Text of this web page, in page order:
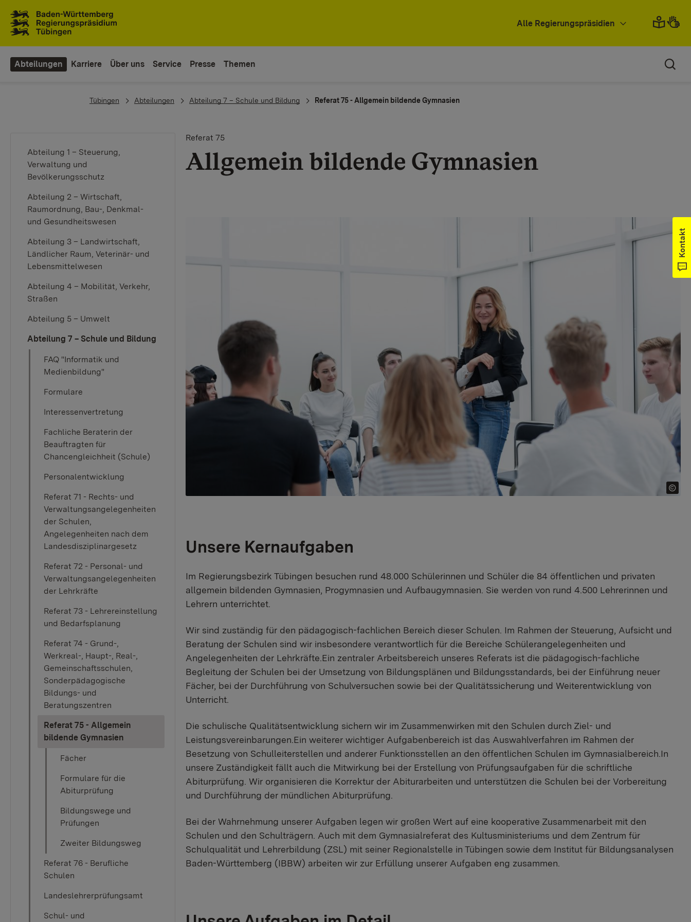
Alle Regierungspräsidien
Abteilungen Karriere Über uns Service Presse Themen
You are here:
Tübingen Abteilungen Abteilung 7 – Schule und Bildung Referat 75 - Allgemein bildende Gymnasien
Abteilung 1 – Steuerung,
Verwaltung und
Bevölkerungsschutz
Abteilung 2 – Wirtschaft,
Raumordnung, Bau-, Denkmal-
und Gesundheitswesen
Abteilung 3 – Landwirtschaft,
Ländlicher Raum, Veterinär- und
Lebensmittelwesen
Abteilung 4 – Mobilität, Verkehr,
Straßen
Abteilung 5 – Umwelt
Abteilung 7 – Schule und Bildung
FAQ "Informatik und
Medienbildung"
Formulare
Interessenvertretung
Fachliche Beraterin der
Beauftragten für
Chancengleichheit (Schule)
Personalentwicklung
Referat 71 - Rechts- und
Verwaltungsangelegenheiten
der Schulen,
Angelegenheiten nach dem
Landesdisziplinargesetz
Referat 72 - Personal- und
Verwaltungsangelegenheiten
der Lehrkräfte
Referat 73 - Lehrereinstellung
und Bedarfsplanung
Referat 74 - Grund-,
Werkreal-, Haupt-, Real-,
Gemeinschaftsschulen,
Sonderpädagogische
Bildungs- und
Beratungszentren
Referat 75 - Allgemein
bildende Gymnasien
Fächer
Formulare für die
Abiturprüfung
Bildungswege und
Prüfungen
Zweiter Bildungsweg
Referat 76 - Berufliche
Schulen
Landeslehrerprüfungsamt
Schul- und
Referat 75
Allgemein bildende Gymnasien
Unsere Kernaufgaben
Im Regierungsbezirk Tübingen besuchen rund 48.000 Schülerinnen und Schüler die 84 öffentlichen und privaten
allgemein bildenden Gymnasien, Progymnasien und Aufbaugymnasien. Sie werden von rund 4.500 Lehrerinnen und
Lehrern unterrichtet.
Wir sind zuständig für den pädagogisch-fachlichen Bereich dieser Schulen. Im Rahmen der Steuerung, Aufsicht und
Beratung der Schulen sind wir insbesondere verantwortlich für die Bereiche Schülerangelegenheiten und
Angelegenheiten der Lehrkräfte.Ein zentraler Arbeitsbereich unseres Referats ist die pädagogisch-fachliche
Begleitung der Schulen bei der Umsetzung von Bildungsplänen und Bildungsstandards, bei der Einführung neuer
Fächer, bei der Durchführung von Schulversuchen sowie bei der Qualitätssicherung und Weiterentwicklung von
Unterricht.
Die schulische Qualitätsentwicklung sichern wir im Zusammenwirken mit den Schulen durch Ziel- und
Leistungsvereinbarungen.Ein weiterer wichtiger Aufgabenbereich ist das Auswahlverfahren im Rahmen der
Besetzung von Schulleiterstellen und anderer Funktionsstellen an den öffentlichen Schulen im Gymnasialbereich.In
unsere Zuständigkeit fällt auch die Mitwirkung bei der Erstellung von Prüfungsaufgaben für die schriftliche
Abiturprüfung. Wir organisieren die Korrektur der Abiturarbeiten und unterstützen die Schulen bei der Vorbereitung
und Durchführung der mündlichen Abiturprüfung.
Bei der Wahrnehmung unserer Aufgaben legen wir großen Wert auf eine kooperative Zusammenarbeit mit den
Schulen und den Schulträgern. Auch mit dem Gymnasialreferat des Kultusministeriums und dem Zentrum für
Schulqualität und Lehrerbildung (ZSL) mit seiner Regionalstelle in Tübingen sowie dem Institut für Bildungsanalysen
Baden-Württemberg (IBBW) arbeiten wir zur Erfüllung unserer Aufgaben eng zusammen.
Kontakt